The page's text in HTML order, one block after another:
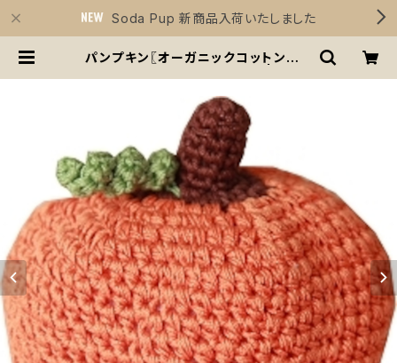
Soda Pup 新商品入荷いたしました
パンプキン〖オーガニックコットンニッ